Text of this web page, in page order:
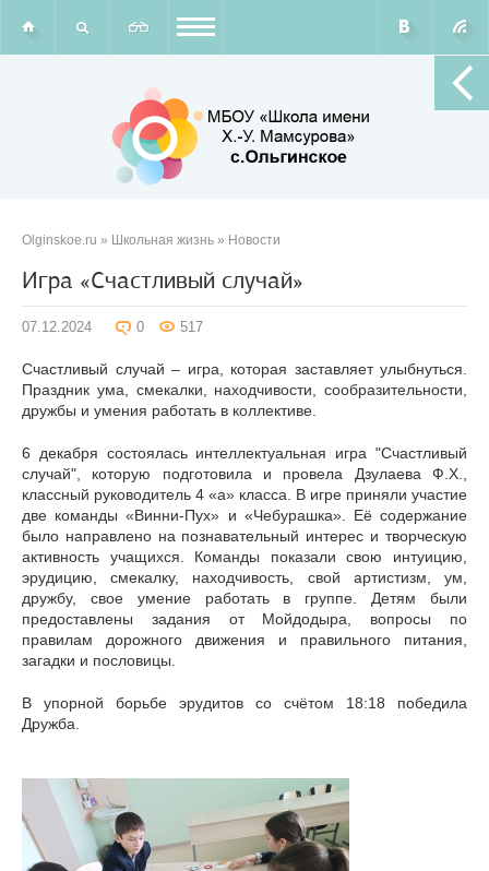
Olginskoe.ru » Школьная жизнь » Новости
Игра «Счастливый случай»
07.12.2024 0 517
Счастливый случай – игра, которая заставляет улыбнуться.
Праздник ума, смекалки, находчивости, сообразительности,
дружбы и умения работать в коллективе.
6 декабря состоялась интеллектуальная игра "Счастливый
случай", которую подготовила и провела Дзулаева Ф.Х.,
классный руководитель 4 «а» класса. В игре приняли участие
две команды «Винни-Пух» и «Чебурашка». Её содержание
было направлено на познавательный интерес и творческую
активность учащихся. Команды показали свою интуицию,
эрудицию, смекалку, находчивость, свой артистизм, ум,
дружбу, свое умение работать в группе. Детям были
предоставлены задания от Мойдодыра, вопросы по
правилам дорожного движения и правильного питания,
загадки и пословицы.
В упорной борьбе эрудитов со счётом 18:18 победила
Дружба.